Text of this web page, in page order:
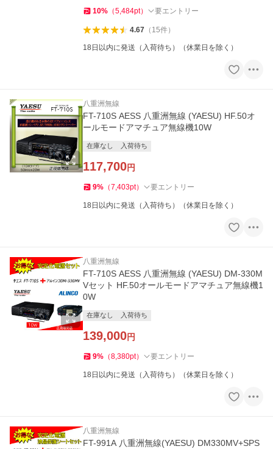
10% （5,484pt） 要エントリー
4.67（ 15件）
18日以内に発送（入荷待ち）（休業日を除く）
八重洲無線
FT-710S AESS 八重洲無線 (YAESU) HF.50オ
ールモードアマチュア無線機10W
在庫なし 入荷待ち
117,700円
9% （7,403pt） 要エントリー
18日以内に発送（入荷待ち）（休業日を除く）
八重洲無線
FT-710S AESS 八重洲無線 (YAESU) DM-330M
Vセット HF.50オールモードアマチュア無線機1
0W
在庫なし 入荷待ち
139,000円
9% （8,380pt） 要エントリー
18日以内に発送（入荷待ち）（休業日を除く）
八重洲無線
FT-991A 八重洲無線(YAESU) DM330MV+SPS